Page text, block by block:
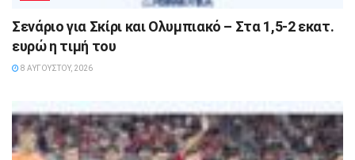
Σενάριο για Σκίρι και Ολυμπιακό – Στα 1,5-2 εκατ.
ευρώ η τιμή του
8 ΑΥΓΟΎΣΤΟΥ, 2026